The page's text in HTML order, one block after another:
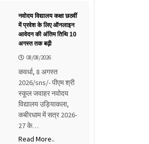
नवोदय विद्यालय कक्षा छठवीं
में प्रवेश के लिए ऑनलाइन
आवेदन की अंतिम तिथि 10
अगस्त तक बढ़ी
08/08/2026
कवर्धा, 8 अगस्त
2026/sns/- पीएम श्री
स्कूल जवाहर नवोदय
विद्यालय उड़ियाकला,
कबीरधाम में सत्र 2026-
27 के…
Read More..